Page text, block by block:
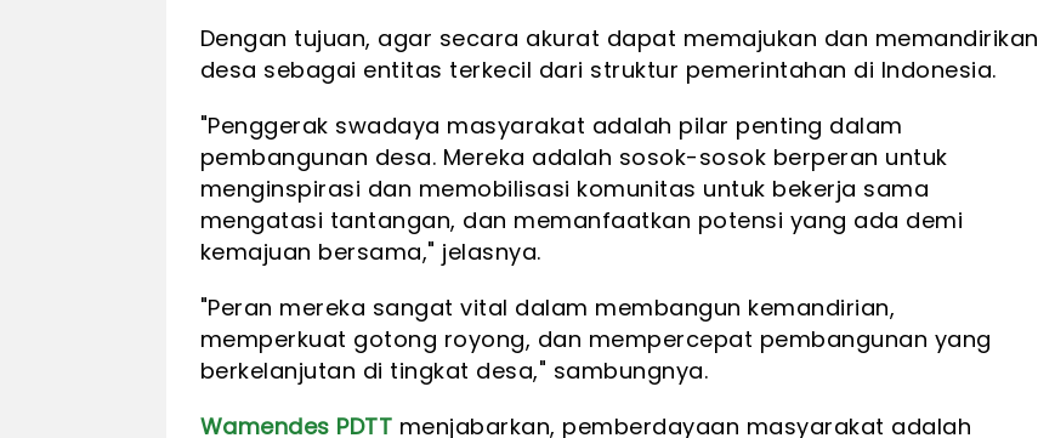
Dengan tujuan, agar secara akurat dapat memajukan dan memandirikan
desa sebagai entitas terkecil dari struktur pemerintahan di Indonesia.
"Penggerak swadaya masyarakat adalah pilar penting dalam
pembangunan desa. Mereka adalah sosok-sosok berperan untuk
menginspirasi dan memobilisasi komunitas untuk bekerja sama
mengatasi tantangan, dan memanfaatkan potensi yang ada demi
kemajuan bersama," jelasnya.
"Peran mereka sangat vital dalam membangun kemandirian,
memperkuat gotong royong, dan mempercepat pembangunan yang
berkelanjutan di tingkat desa," sambungnya.
Wamendes PDTT menjabarkan, pemberdayaan masyarakat adalah